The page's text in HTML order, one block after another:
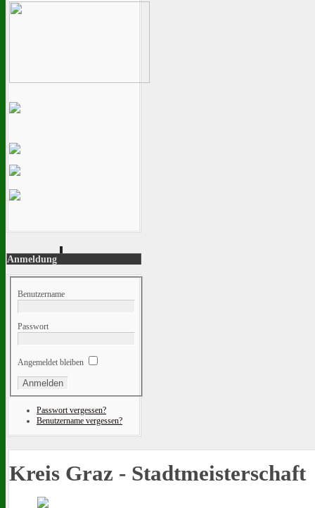
Anmeldung
Benutzername
Passwort
Angemeldet bleiben
Passwort vergessen?
Benutzername vergessen?
Kreis Graz - Stadtmeisterschaft